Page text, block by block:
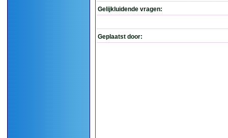
Gelijkluidende vragen:
Geplaatst door: